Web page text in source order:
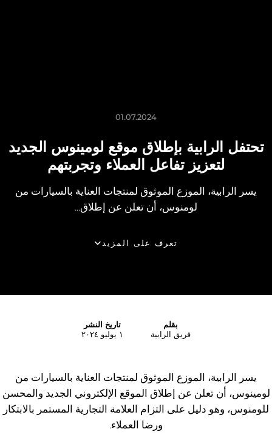
01.07.2024
تحتفل الرابية بإطلاق موقع لومينوس الجديد
لتعزيز تفاعل العملاء وتجربتهم
يسر الرابية، الموزع الموثوق لمنتجات العناية بالسيارات من
لومنوس، أن تعلن عن إطلاق...
تعرف على المزيد
بقلم
فريق الرابية
تاريخ النشر
١ يوليو ٢٠٢٤
يسر الرابية، الموزع الموثوق لمنتجات العناية بالسيارات من
لومينوس، أن تعلن عن إطلاق الموقع الإلكتروني الجديد والمحسن
للومنوس، وهو دليل على التزام العلامة التجارية المستمر بالابتكار
ورضا العملاء.